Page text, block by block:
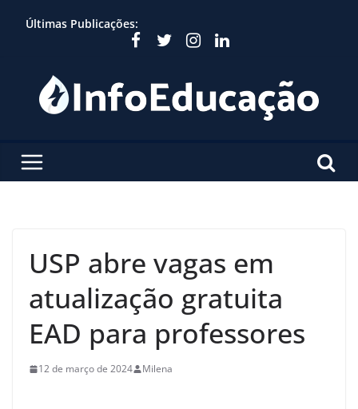
Últimas Publicações:
USP abre vagas em
atualização gratuita
EAD para professores
12 de março de 2024 Milena